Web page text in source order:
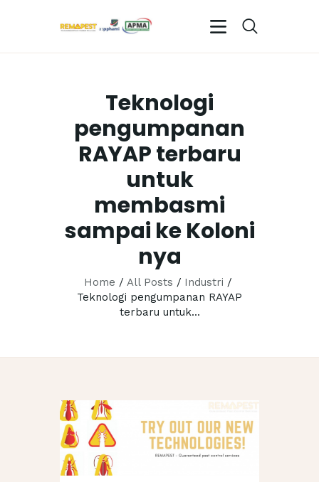
Teknologi
pengumpanan
RAYAP terbaru
untuk
membasmi
sampai ke Koloni
nya
Home All Posts
Industri
Teknologi pengumpanan RAYAP
terbaru untuk...
BERANDA
PROFIL KAMI
LAYANAN KAMI
TESTIMONIALS
EVENTS
ENGLISH
perilaku hidup saling
menyuapi (tropalaksis),
sehingga efek saling
membunuh tanpa disengaja
umpan akan masuk ke tubuh
rayap yang lainnya dan